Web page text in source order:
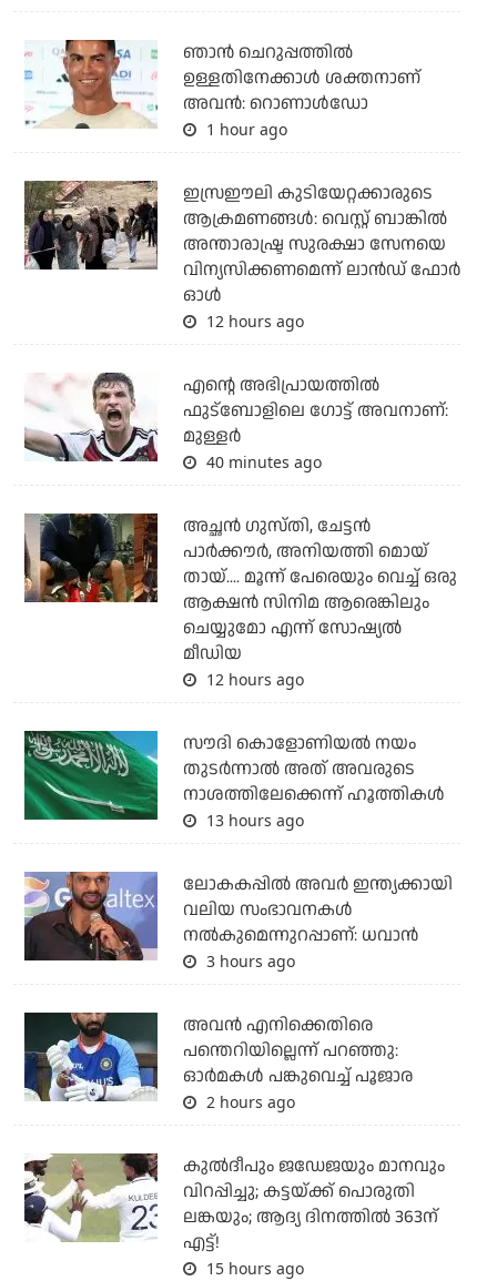
ഞാന്‍ ചെറുപ്പത്തില്‍
ഉള്ളതിനേക്കാള്‍ ശക്തനാണ്
അവന്‍: റൊണാള്‍ഡോ
1 hour ago
ഇസ്രഈലി കുടിയേറ്റക്കാരുടെ
ആക്രമണങ്ങള്‍: വെസ്റ്റ് ബാങ്കില്‍
അന്താരാഷ്ട്ര സുരക്ഷാ സേനയെ
വിന്യസിക്കണമെന്ന് ലാന്‍ഡ് ഫോര്‍
ഓള്‍
12 hours ago
എന്റെ അഭിപ്രായത്തില്‍
ഫുട്‌ബോളിലെ ഗോട്ട് അവനാണ്:
മുള്ളര്‍
40 minutes ago
അച്ഛന്‍ ഗുസ്തി, ചേട്ടന്‍
പാര്‍ക്കൗര്‍, അനിയത്തി മൊയ്
തായ്.... മൂന്ന് പേരെയും വെച്ച് ഒരു
ആക്ഷന്‍ സിനിമ ആരെങ്കിലും
ചെയ്യുമോ എന്ന് സോഷ്യല്‍
മീഡിയ
12 hours ago
സൗദി കൊളോണിയല്‍ നയം
തുടര്‍ന്നാല്‍ അത് അവരുടെ
നാശത്തിലേക്കെന്ന് ഹൂത്തികള്‍
13 hours ago
ലോകകപ്പിൽ അവര്‍ ഇന്ത്യക്കായി
വലിയ സംഭാവനകള്‍
നല്‍കുമെന്നുറപ്പാണ്: ധവാന്‍
3 hours ago
അവന്‍ എനിക്കെതിരെ
പന്തെറിയില്ലെന്ന് പറഞ്ഞു:
ഓര്‍മകള്‍ പങ്കുവെച്ച് പൂജാര
2 hours ago
കുല്‍ദീപും ജഡേജയും മാനവും
വിറപ്പിച്ചു; കട്ടയ്ക്ക് പൊരുതി
ലങ്കയും; ആദ്യ ദിനത്തില്‍ 363ന്
എട്ട്!
15 hours ago